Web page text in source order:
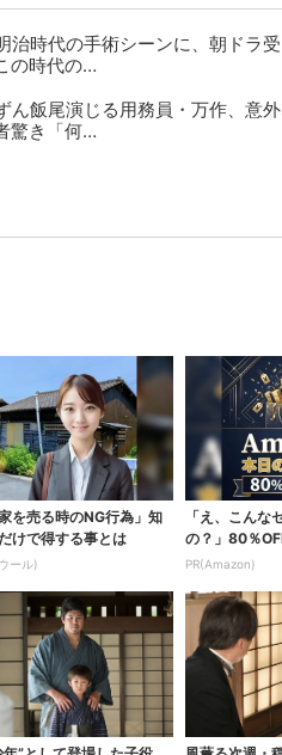
治時代の手術シーンに、朝ドラ
の時代の…
ん飯尾演じる用務員・万作、意
驚き「何…
家を売る時のNG行為」知
けで得する事とは
ール)
「え、こんな
の？」80％
場！Amazon
PR(Amazon)